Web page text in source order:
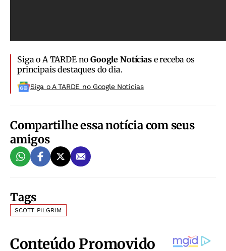
Siga o A TARDE noGoogle Notíciase receba os
principais destaques do dia.
Siga o A TARDE no Google Noticias
Compartilhe essa notícia com seus
amigos
Tags
SCOTT PILGRIM